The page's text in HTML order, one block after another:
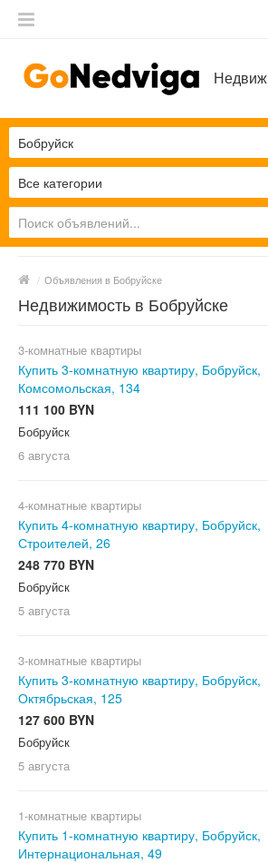
Все категории
Бобруйск
/ Объявления в Бобруйске
Недвижимость в Бобруйске
3-комнатные квартиры
Купить 3-комнатную квартиру, Бобруйск,
Комсомольская, 134
111 100 BYN
Бобруйск
6 августа
4-комнатные квартиры
Купить 4-комнатную квартиру, Бобруйск,
Строителей, 26
248 770 BYN
Бобруйск
5 августа
3-комнатные квартиры
Купить 3-комнатную квартиру, Бобруйск,
Октябрьская, 125
127 600 BYN
Бобруйск
5 августа
1-комнатные квартиры
Купить 1-комнатную квартиру, Бобруйск,
Интернациональная, 49